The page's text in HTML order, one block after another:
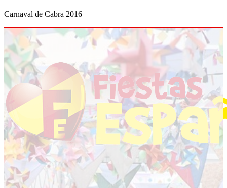
Carnaval de Cabra 2016